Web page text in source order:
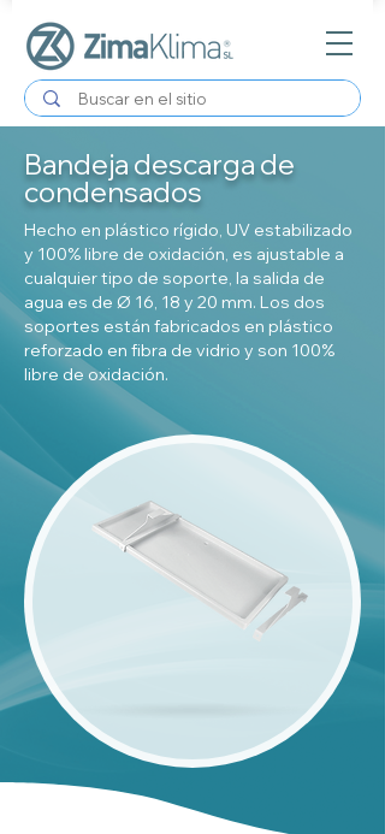
Bandeja descarga de
condensados
Hecho en plástico rígido, UV estabilizado
y 100% libre de oxidación, es ajustable a
cualquier tipo de soporte, la salida de
agua es de Ø 16, 18 y 20 mm. Los dos
soportes están fabricados en plástico
reforzado en fibra de vidrio y son 100%
libre de oxidación.